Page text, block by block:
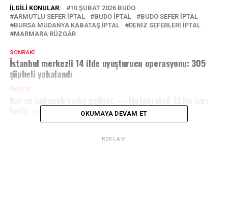
İLGILI KONULAR:
10 ŞUBAT 2026 BUDO.
ARMUTLU SEFER IPTAL
BUDO IPTAL
BUDO SEFER IPTAL
BURSA MUDANYA KABATAŞ IPTAL
DENIZ SEFERLERI IPTAL
MARMARA RÜZGÂR
SONRAKI
İstanbul merkezli 14 ilde uyuşturucu operasyonu: 305
şüpheli yakalandı
ÖNCEKI
kodlu uyarı
OKUMAYA DEVAM ET
REKLAM